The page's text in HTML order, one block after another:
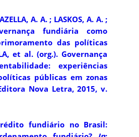
A. A. ; LASKOS, A. A. ;
fundiária como
das políticas
et al. (org.).Governança
: experiências
públicas em zonas
Nova Letra, 2015, v.
fundiário no Brasil: